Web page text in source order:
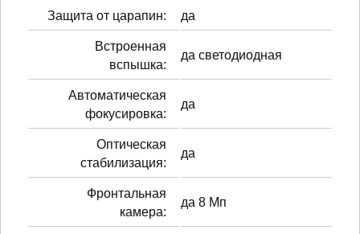
Защита от царапин: да
Встроенная
вспышка:
да светодиодная
Автоматическая
фокусировка:
да
Оптическая
стабилизация:
да
Фронтальная
камера:
да 8 Мп